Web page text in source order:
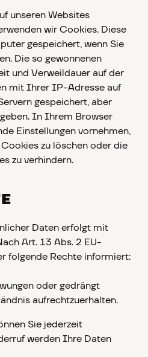
unseren Websites
wir Cookies. Diese
gespeichert, wenn Sie
Die so gewonnenen
und Verweildauer auf der
mit Ihrer IP-Adresse auf
gespeichert, aber
In Ihrem Browser
Einstellungen vornehmen,
zu löschen oder die
zu verhindern.
Daten erfolgt mit
Art. 13 Abs. 2 EU-
folgende Rechte informiert:
oder gedrängt
aufrechtzuerhalten.
Sie jederzeit
werden Ihre Daten